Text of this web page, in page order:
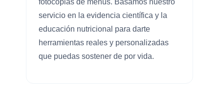
fotocopias de menús. Basamos nuestro
servicio en la evidencia científica y la
educación nutricional para darte
herramientas reales y personalizadas
que puedas sostener de por vida.